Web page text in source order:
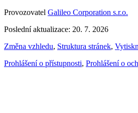
Provozovatel Galileo Corporation s.r.o.
Poslední aktualizace: 20. 7. 2026
Změna vzhledu, Struktura stránek,
Prohlášení o přístupnosti, Prohlášení o